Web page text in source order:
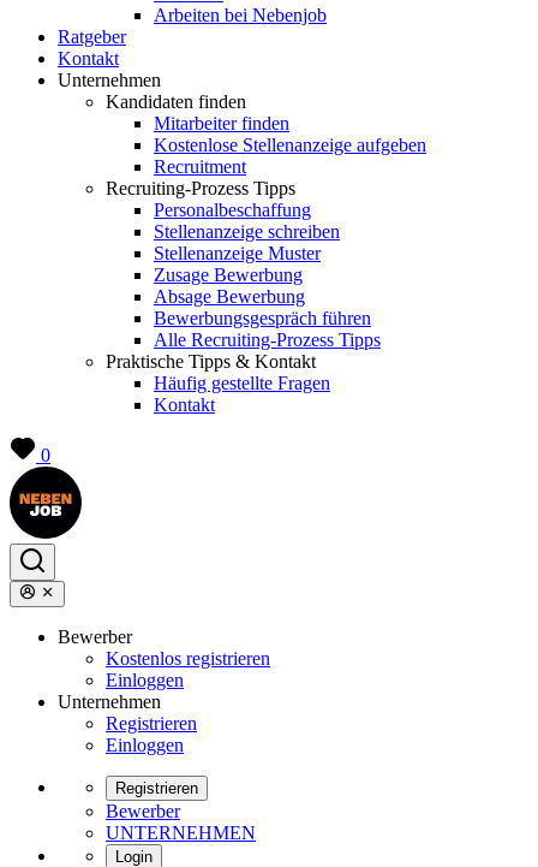
Arbeiten bei Nebenjob
Ratgeber
Kontakt
Unternehmen
Kandidaten finden
Mitarbeiter finden
Kostenlose Stellenanzeige aufgeben
Recruitment
Recruiting-Prozess Tipps
Personalbeschaffung
Stellenanzeige schreiben
Stellenanzeige Muster
Zusage Bewerbung
Absage Bewerbung
Bewerbungsgespräch führen
Alle Recruiting-Prozess Tipps
Praktische Tipps & Kontakt
Häufig gestellte Fragen
Kontakt
0
Bewerber
Kostenlos registrieren
Einloggen
Unternehmen
Registrieren
Einloggen
Registrieren
Bewerber
UNTERNEHMEN
Login